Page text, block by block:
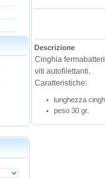
Descrizione
Cinghia
viti autofilettanti.
Caratteristiche:
lunghezza
peso 30 gr.